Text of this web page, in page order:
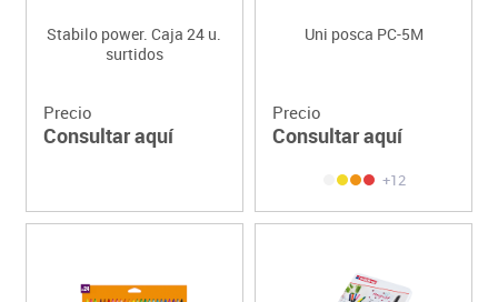
Stabilo power. Caja 24 u.
surtidos
Precio
Consultar aquí
Uni posca PC-5M
Precio
Consultar aquí
+12